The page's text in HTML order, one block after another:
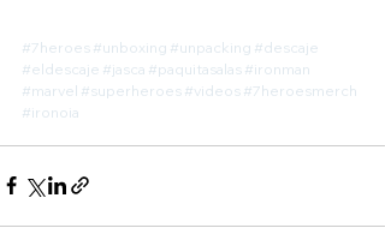
#7heroes #unboxing #unpacking #descaje
#eldescaje #jasca #paquitasalas #ironman
#marvel #superheroes #videos #7heroesmerch
#ironoia